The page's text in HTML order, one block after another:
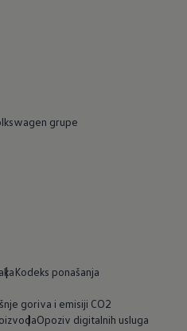
grupe
Kodeks ponašanja
goriva i emisiji CO2
Opoziv digitalnih usluga